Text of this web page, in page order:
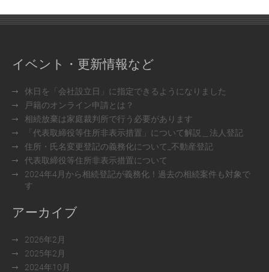
イベント・更新情報など
休日を「会社設立日」に指定できるようになりました
戸籍のオンライン申請とは？
相続放棄は家庭裁判所で行う必要があります
「代表取締役等住所非表示措置」について解説＿法人登記
住所・氏名変更登記の義務化について_不動産登記
代表取締役等住所非表示措置について
2024年4月から相続登記が義務化！過去の相続案件も対象で
す
アーカイブ
2026年2月
2025年2月
2024年10月